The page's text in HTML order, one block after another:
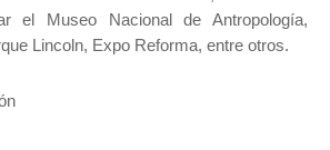
el Museo Nacional de Antropología,
Lincoln, Expo Reforma, entre otros.